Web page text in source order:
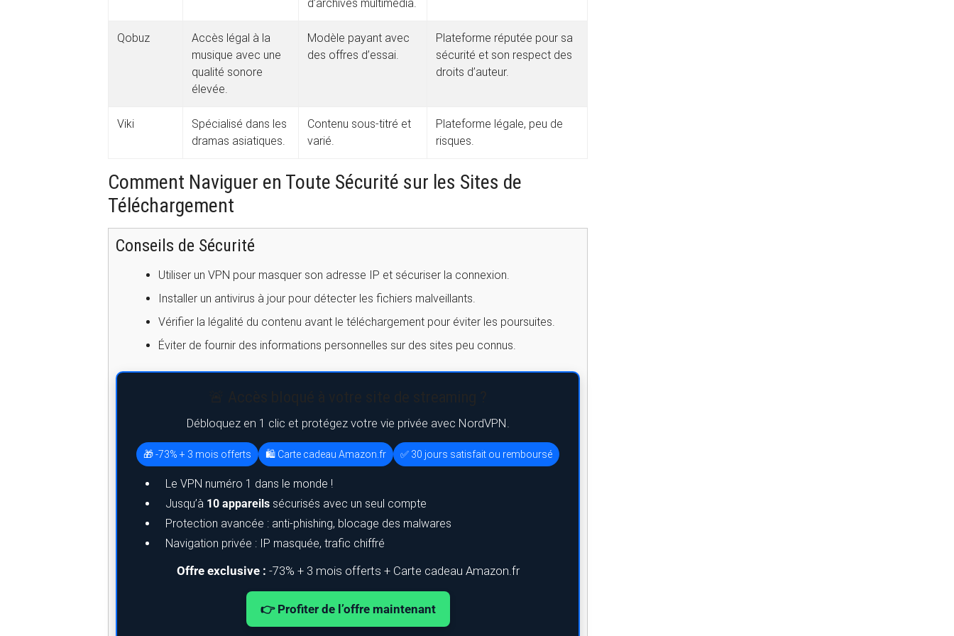
d’archives multimédia.
Qobuz
Accès légal à la
musique avec une
qualité sonore
élevée.
Modèle payant avec
des offres d’essai.
Plateforme réputée pour sa
sécurité et son respect des
droits d’auteur.
Viki
Spécialisé dans les
dramas asiatiques.
Contenu sous-titré et
varié.
Plateforme légale, peu de
risques.
Comment Naviguer en Toute Sécurité sur les Sites de
Téléchargement
Conseils de Sécurité
Utiliser un VPN pour masquer son adresse IP et sécuriser la connexion.
Installer un antivirus à jour pour détecter les fichiers malveillants.
Vérifier la légalité du contenu avant le téléchargement pour éviter les poursuites.
Éviter de fournir des informations personnelles sur des sites peu connus.
Débloquez en 1 clic et protégez votre vie privée avec NordVPN.
🎁 -73% + 3 mois offerts 🛍️ Carte cadeau Amazon.fr ✅ 30 jours satisfait ou remboursé
Le VPN numéro 1 dans le monde !
Jusqu’à 10 appareils sécurisés avec un seul compte
Protection avancée : anti-phishing, blocage des malwares
Navigation privée : IP masquée, trafic chiffré
Offre exclusive : -73% + 3 mois offerts + Carte cadeau Amazon.fr
👉 Profiter de l’offre maintenant